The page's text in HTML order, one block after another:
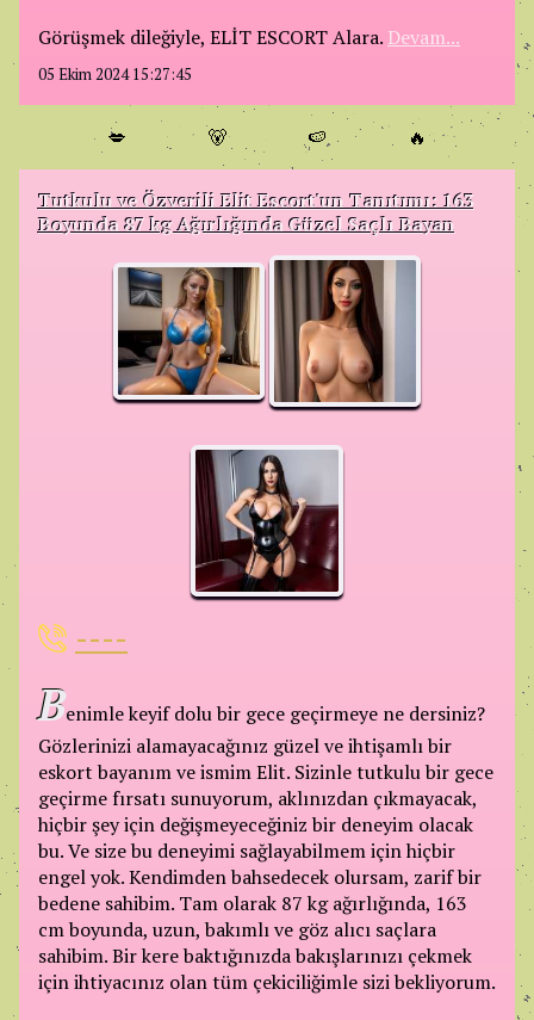
Görüşmek dileğiyle, ELİT ESCORT Alara. Devam...
05 Ekim 2024 15:27:45
💋 🐻 🍉 🔥
Tutkulu ve Özverili Elit Escort'un Tanıtımı: 163
Boyunda 87 kg Ağırlığında Güzel Saçlı Bayan
----
Benimle keyif dolu bir gece geçirmeye ne dersiniz?
Gözlerinizi alamayacağınız güzel ve ihtişamlı bir
eskort bayanım ve ismim Elit. Sizinle tutkulu bir gece
geçirme fırsatı sunuyorum, aklınızdan çıkmayacak,
hiçbir şey için değişmeyeceğiniz bir deneyim olacak
bu. Ve size bu deneyimi sağlayabilmem için hiçbir
engel yok. Kendimden bahsedecek olursam, zarif bir
bedene sahibim. Tam olarak 87 kg ağırlığında, 163
cm boyunda, uzun, bakımlı ve göz alıcı saçlara
sahibim. Bir kere baktığınızda bakışlarınızı çekmek
için ihtiyacınız olan tüm çekiciliğimle sizi bekliyorum.